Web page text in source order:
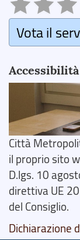
Vota il
Accessibilità
Città
il proprio sito
D.lgs. 10
direttiva UE
del Consiglio.
Dichiarazione